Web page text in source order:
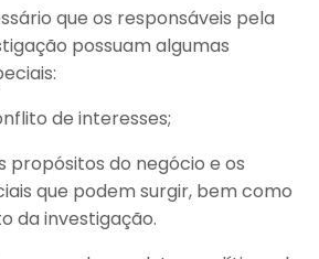
que os responsáveis pela
possuam algumas
de interesses;
propósitos do negócio e os
que podem surgir, bem como
da investigação.